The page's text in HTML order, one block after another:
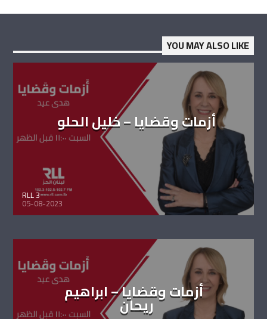
YOU MAY ALSO LIKE
أزمات وقضايا – خليل الحلو
RLL 3
05-08-2023
أزمات وقضايا – ابراهيم
ريحان